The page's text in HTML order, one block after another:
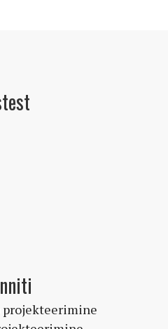
projekteerimine